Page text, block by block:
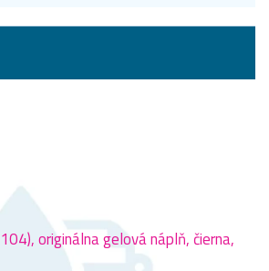
originálna gelová náplň, čierna,